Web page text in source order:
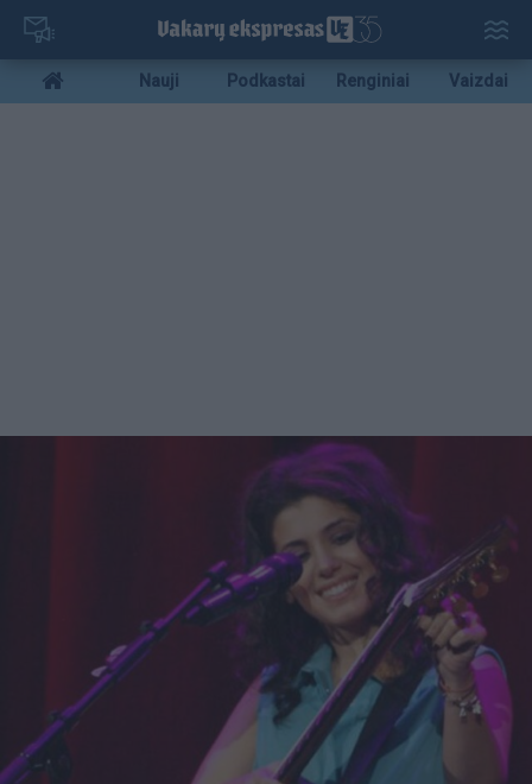
Pereiti
pagrindinį
turinį
Mobile
menu
Nauji Podkastai Renginiai Vaizdai